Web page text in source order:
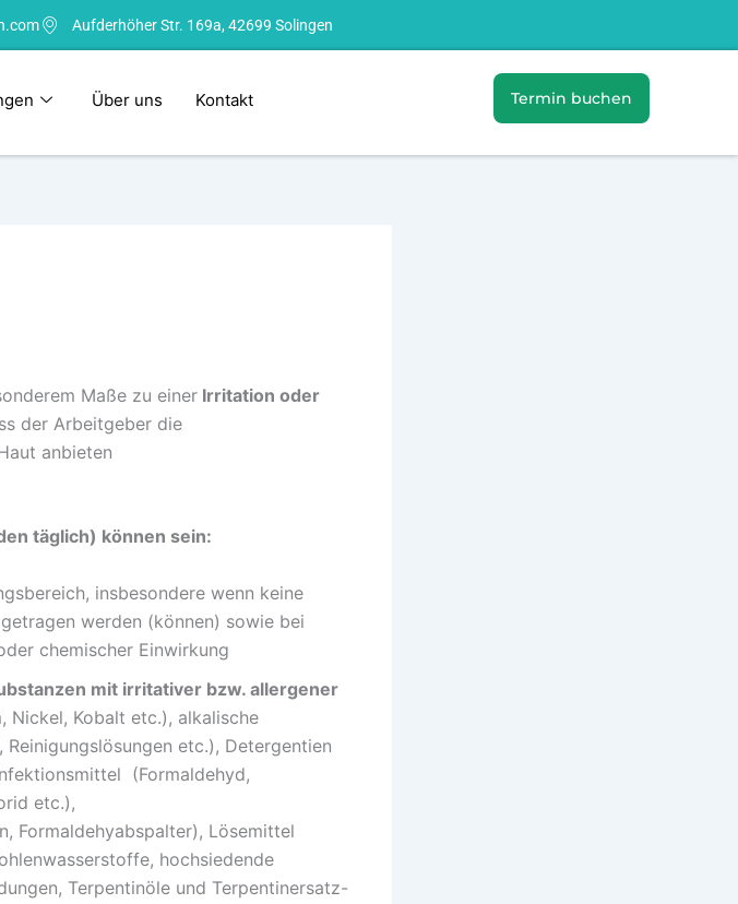
Aufderhöher Str. 169a, 42699 Solingen
Über uns Kontakt Termin buchen
Maße zu einer Irritation oder
der Arbeitgeber die
anbieten
täglich) können sein:
insbesondere wenn keine
werden (können) sowie bei
chemischer Einwirkung
mit irritativer bzw. allergener
Nickel, Kobalt etc.), alkalische
etc.), Detergentien
(Formaldehyd,
etc.),
Formaldehyabspalter), Lösemittel
hochsiedende
Terpentinöle und Terpentinersatz-